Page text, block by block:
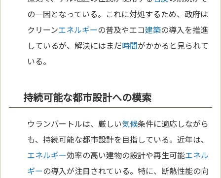
の一因となっている。これに対処するため、政府は
クリーンエネルギーの普及やエコ建築の導入を推進
しているが、解決にはまだ時間がかかると見られて
いる。
持続可能な都市設計への模索
ウランバートルは、厳しい気候条件に適応しながら
も、持続可能な都市設計を目指している。近年は、
エネルギー効率の高い建物の設計や再生可能エネル
ギーの導入が注目されている。特に、断熱性能の向